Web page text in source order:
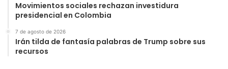
Movimientos sociales rechazan investidura
presidencial en Colombia
7 de agosto de 2026
Irán tilda de fantasía palabras de Trump sobre sus
recursos